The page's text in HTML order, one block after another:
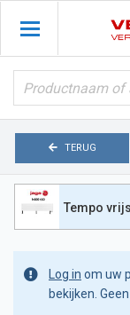
TERUG
Tempo
Log in om uw
bekijken.